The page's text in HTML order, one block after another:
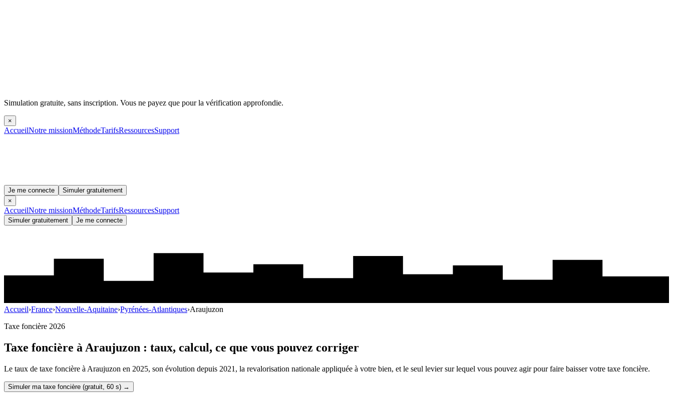
Simulation gratuite, sans inscription. Vous ne payez que pour la vérification approfondie.
×
AccueilNotre missionMéthodeTarifsRessourcesSupport
Je me connecte
Simuler gratuitement
×
AccueilNotre missionMéthodeTarifsRessourcesSupport
Simuler gratuitement Je me connecte
Accueil›France›Nouvelle-Aquitaine›Pyrénées-Atlantiques›Araujuzon
Taxe foncière 2026
Taxe foncière à Araujuzon : taux, calcul, ce que vous pouvez corriger
Le taux de taxe foncière à Araujuzon en 2025, son évolution depuis 2021, la revalorisation nationale appliquée à votre bien, et le seul levier sur lequel vous pouvez agir pour faire baisser votre taxe foncière.
Simuler ma taxe foncière (gratuit, 60 s) →